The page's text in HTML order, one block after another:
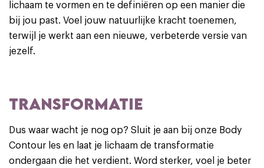
lichaam te vormen en te definiëren op een manier die
bij jou past. Voel jouw natuurlijke kracht toenemen,
terwijl je werkt aan een nieuwe, verbeterde versie van
jezelf.
TRANSFORMATIE
Dus waar wacht je nog op? Sluit je aan bij onze Body
Contour les en laat je lichaam de transformatie
ondergaan die het verdient. Word sterker, voel je beter